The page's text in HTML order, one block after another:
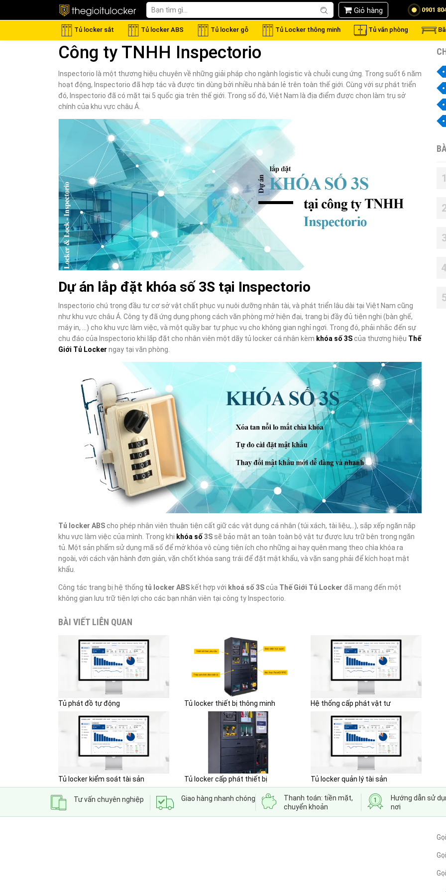
Giỏ hàng 0901
Tủ locker sắt Tủ locker ABS Tủ locker gỗ Tủ Locker thông minh Tủ văn phòng
Công ty TNHH Inspectorio
Inspectorio là một thương hiệu chuyên về những giải pháp cho ngành logistic và chuỗi cung ứng. Trong suốt 6 năm
hoạt động, Inspectorio đã hợp tác và được tin dùng bởi nhiều nhà bán lẻ trên toàn thế giới. Cùng với sự phát triển
đó, Inspectorio đã có mặt tại 5 quốc gia trên thế giới. Trong số đó, Việt Nam là địa điểm được chọn làm trụ sở
chính của khu vực châu Á.
Dự án lắp đặt khóa số 3S tại Inspectorio
Inspectorio chú trọng đầu tư cơ sở vật chất phục vụ nuôi dưỡng nhân tài, và phát triển lâu dài tại Việt Nam cũng
như khu vực châu Á. Công ty đã ứng dụng phong cách văn phòng mở hiện đại, trang bị đầy đủ tiện nghi (bàn ghế,
máy in, …) cho khu vực làm việc, và một quầy bar tự phục vụ cho không gian nghỉ ngơi. Trong đó, phải nhắc đến sự
chu đáo của Inspectorio khi lắp đặt cho nhân viên một dãy tủ locker cá nhân kèm khóa số 3S của thương hiệu Thế
Giới Tủ Locker ngay tại văn phòng.
Tủ locker ABS cho phép nhân viên thuận tiện cất giữ các vật dụng cá nhân (túi xách, tài liệu,..), sắp xếp ngăn nắp
khu vực làm việc của mình. Trong khi khóa số 3S sẽ bảo mật an toàn toàn bộ vật tư được lưu trữ bên trong ngăn
tủ. Một sản phẩm sử dụng mã số để mở khóa vô cùng tiện ích cho những ai hay quên mang theo chìa khóa ra
ngoài, với cách vận hành đơn giản, vặn chốt khóa sang trái để đặt mật khẩu, và vặn sang phải để kích hoạt mật
khẩu.
Công tác trang bị hệ thống tủ locker ABS kết hợp với khoá số 3S của Thế Giới Tủ Locker đã mang đến một
không gian lưu trữ tiện lợi cho các bạn nhân viên tại công ty Inspectorio.
BÀI VIẾT LIÊN QUAN
Tủ phát đồ tự động Tủ locker thiết bị thông minh Hệ thống cấp phát vật tư
Tủ locker kiểm soát tài sản Tủ locker cấp phát thiết bị Tủ locker quản lý tài sản
1
4
Tư vấn chuyên nghiệp Giao hàng nhanh chóng
Thanh toán: tiền mặt,
chuyển khoản
Hướng dẫn sử
nơi